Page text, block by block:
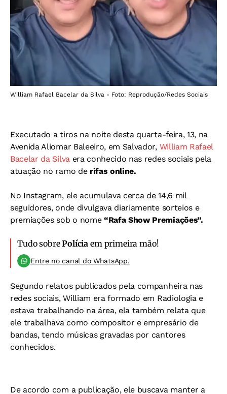
William Rafael Bacelar da Silva - Foto: Reprodução/Redes Sociais
Executado a tiros na noite desta quarta-feira, 13, na
Avenida Aliomar Baleeiro, em Salvador, William Rafael
Bacelar da Silva era conhecido nas redes sociais pela
atuação no ramo derifas online.
No Instagram, ele acumulava cerca de 14,6 mil
seguidores, onde divulgava diariamente sorteios e
premiações sob o nome “Rafa Show Premiações”.
Tudo sobrePolícia em primeira mão!
Entre no canal do WhatsApp.
Segundo relatos publicados pela companheira nas
redes sociais, William era formado em Radiologia e
estava trabalhando na área, ela também relata que
ele trabalhava como compositor e empresário de
bandas, tendo músicas gravadas por cantores
conhecidos.
De acordo com a publicação, ele buscava manter a